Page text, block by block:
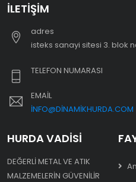
İLETIŞIM
adres
i̇steks sanayi sitesi 3. blok
TELEFON NUMARASI
EMAIL
INFO@DINAMIKHURDA.COM
HURDA VADISI
DEĞERLI METAL VE ATIK
MALZEMELERIN GÜVENILIR